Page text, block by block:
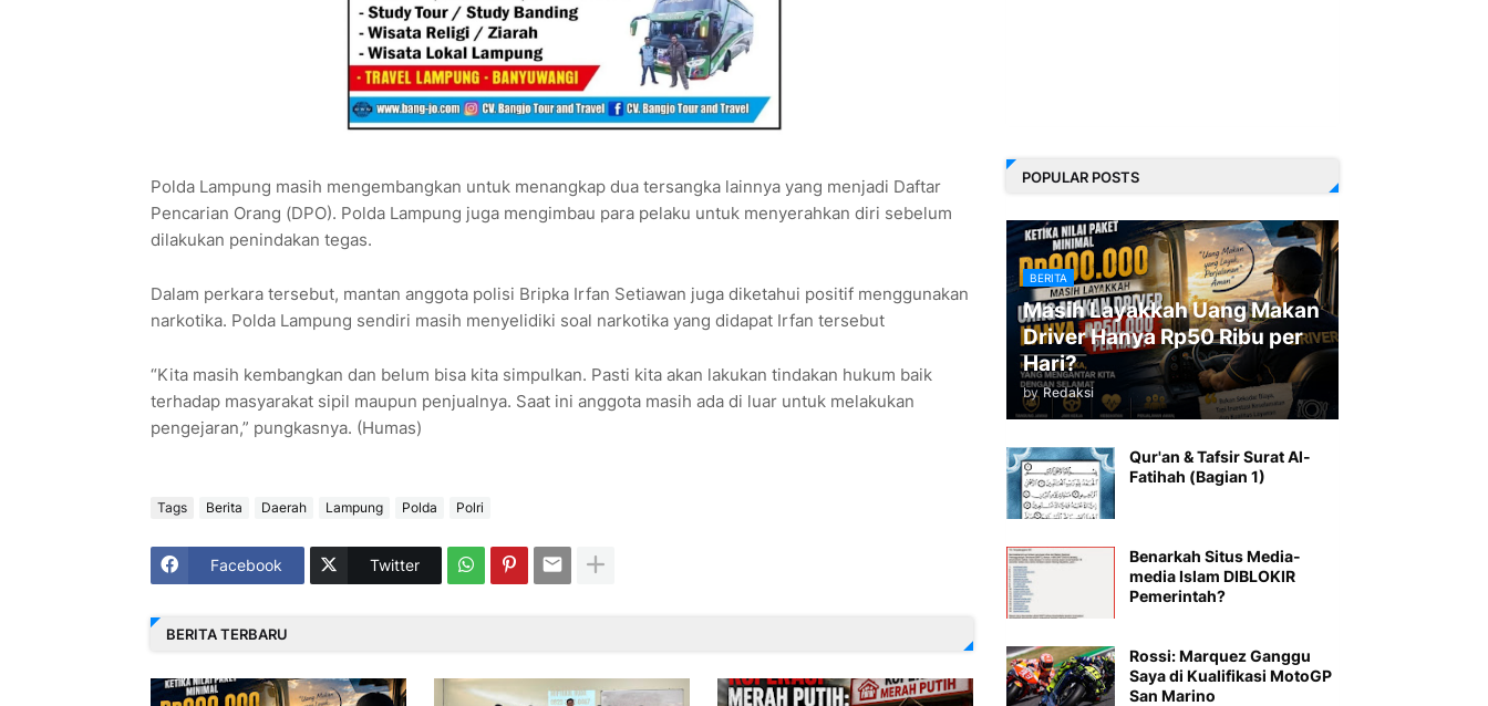
Polda Lampung masih mengembangkan untuk menangkap dua tersangka lainnya yang menjadi Daftar
Pencarian Orang (DPO). Polda Lampung juga mengimbau para pelaku untuk menyerahkan diri sebelum
dilakukan penindakan tegas.
Dalam perkara tersebut, mantan anggota polisi Bripka Irfan Setiawan juga diketahui positif menggunakan
narkotika. Polda Lampung sendiri masih menyelidiki soal narkotika yang didapat Irfan tersebut
“Kita masih kembangkan dan belum bisa kita simpulkan. Pasti kita akan lakukan tindakan hukum baik
terhadap masyarakat sipil maupun penjualnya. Saat ini anggota masih ada di luar untuk melakukan
pengejaran,” pungkasnya. (Humas)
Tags Berita Daerah Lampung Polda Polri
Facebook Twitter
BERITA TERBARU
POPULAR POSTS
BERITA
Masih Layakkah Uang Makan
Driver Hanya Rp50 Ribu per
Hari?
by Redaksi
Qur'an & Tafsir Surat Al-
Fatihah (Bagian 1)
Benarkah Situs Media-
media Islam DIBLOKIR
Pemerintah?
Rossi: Marquez Ganggu
Saya di Kualifikasi MotoGP
San Marino